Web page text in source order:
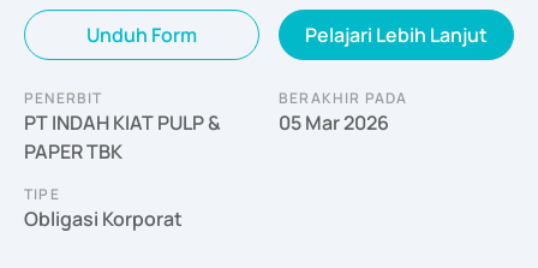
Unduh Form Pelajari Lebih Lanjut
PENERBIT
PT INDAH KIAT PULP &
PAPER TBK
BERAKHIR PADA
05 Mar 2026
TIPE
Obligasi Korporat